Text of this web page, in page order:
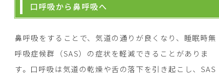
口呼吸から鼻呼吸へ
鼻呼吸をすることで、気道の通りが良くなり、睡眠時無
呼吸症候群（SAS）の症状を軽減できることがありま
す。口呼吸は気道の乾燥や舌の落下を引き起こし、SAS